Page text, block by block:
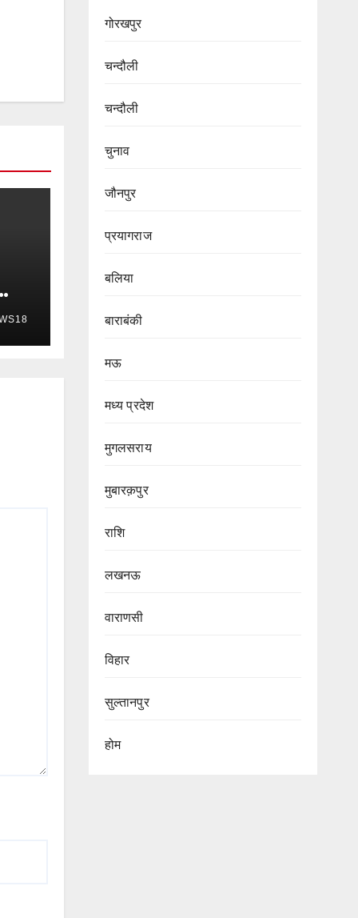
गोरखपुर
चन्दौली
चन्दौली
चुनाव
जौनपुर
प्रयागराज
बलिया
बाराबंकी
मऊ
मध्य प्रदेश
मुगलसराय
मुबारक़पुर
राशि
लखनऊ
वाराणसी
विहार
सुल्तानपुर
होम